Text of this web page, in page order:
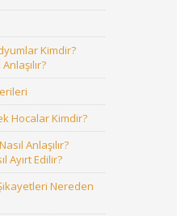
Kimdir?
Hocalar Kimdir?
Anlaşılır?
Ayırt Edilir?
Nereden